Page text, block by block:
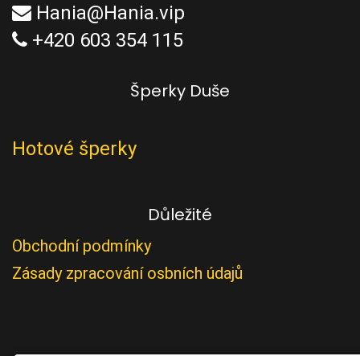
Hania@Hania.vip
+420 603 354 115
Šperky Duše
Hotové šperky
Důležité
Obchodní podmínky
Zásady zpracování osbních údajů